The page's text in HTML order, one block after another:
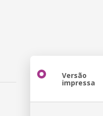
Versão
impressa